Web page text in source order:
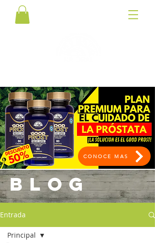
CONOCE MAS
BLOG
Entrada
Principal